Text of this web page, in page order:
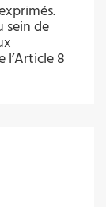
sein de
l’Article 8